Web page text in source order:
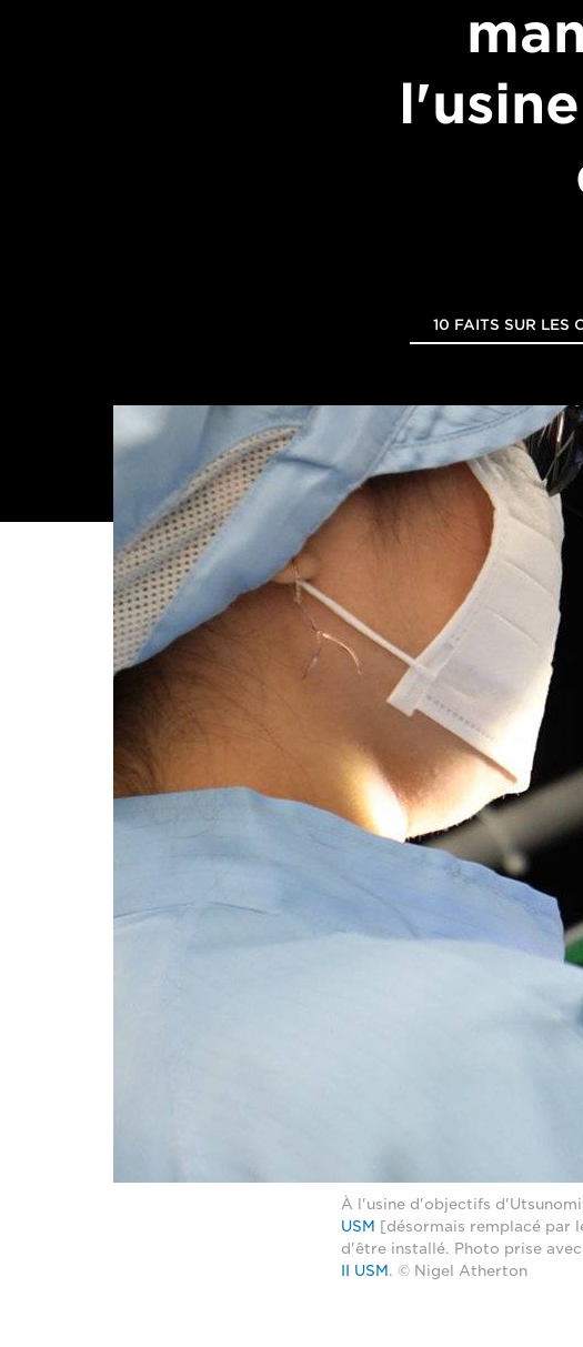
10 FAITS SUR LES
À l'usine d'objectifs
USM [désormais remplacé par
d'être installé. Photo prise
II USM . © Nigel Atherton